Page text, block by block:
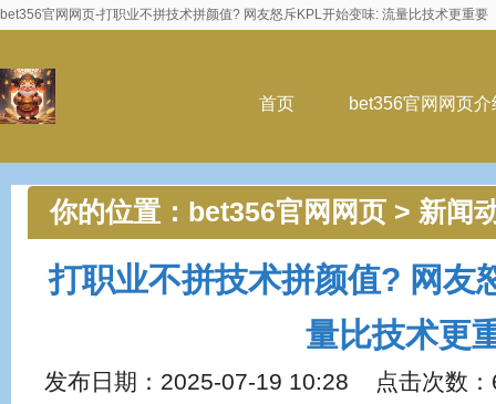
bet356官网网页-打职业不拼技术拼颜值? 网友怒斥KPL开始变味: 流量比技术更重要
首页 bet356官网网页介
你的位置： bet356官网网页> 新闻
值? 网友怒斥KPL开始变味: 流量比
打职业不拼技术拼颜值? 网友
量比技术更
发布日期：2025-07-19 10:28 点击次数：